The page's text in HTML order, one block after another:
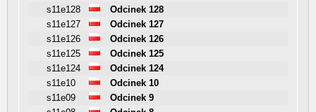
s11e128
Odcinek 128
s11e127
Odcinek 127
s11e126
Odcinek 126
s11e125
Odcinek 125
s11e124
Odcinek 124
s11e10
Odcinek 10
s11e09
Odcinek 9